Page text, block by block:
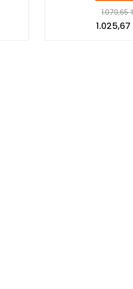
1.079,65
1.025,67
Stokta